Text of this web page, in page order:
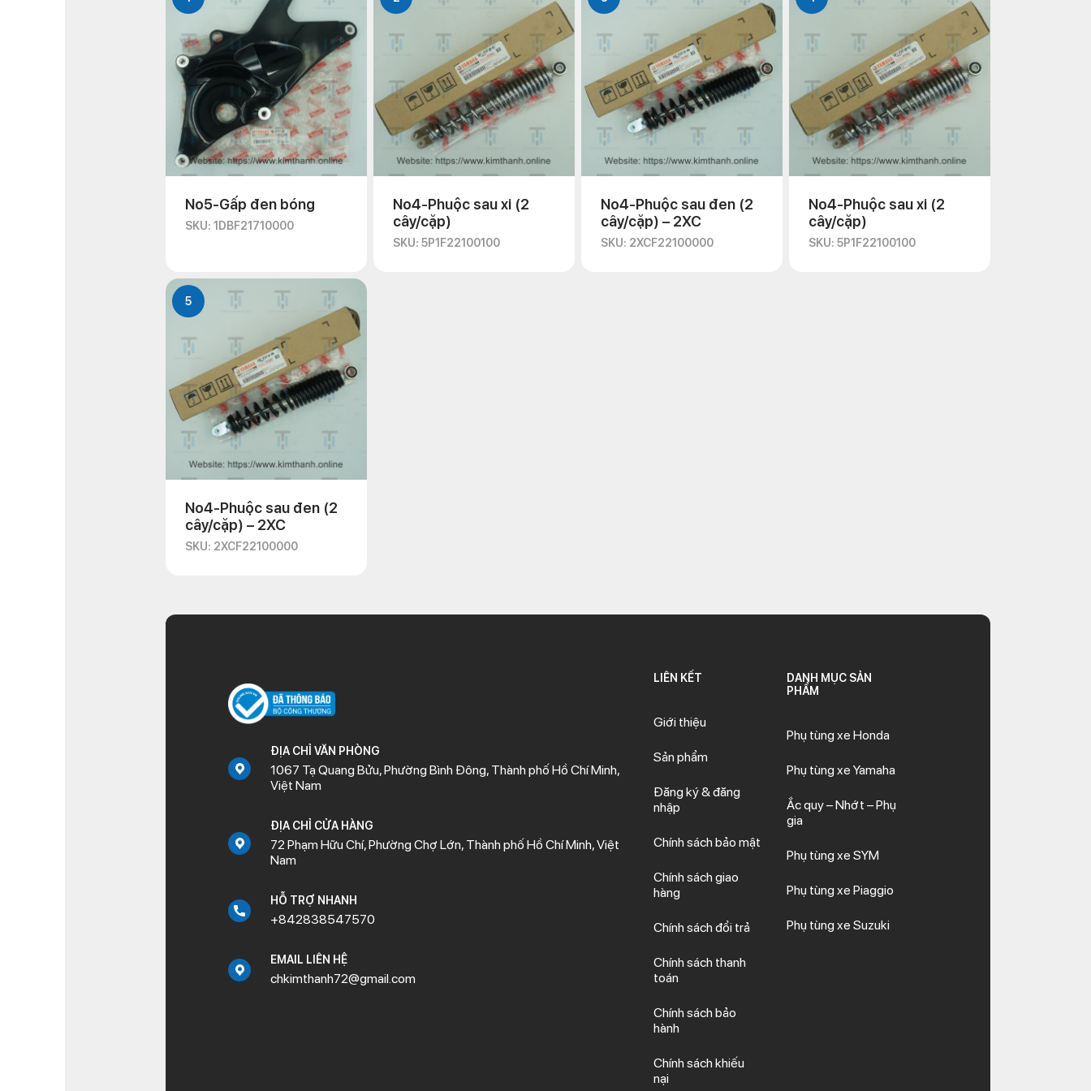
No5-Gấp đen bóng
SKU: 1DBF21710000
No4-Phuộc sau xi (2
cây/cặp)
SKU: 5P1F22100100
No4-Phuộc sau đen (2
cây/cặp) – 2XC
SKU: 2XCF22100000
No4-Phuộc sau xi (2
cây/cặp)
SKU: 5P1F22100100
5
No4-Phuộc sau đen (2
cây/cặp) – 2XC
SKU: 2XCF22100000
ĐỊA CHỈ VĂN PHÒNG
1067 Tạ Quang Bửu, Phường Bình Đông, Thành phố Hồ Chí Minh,
Việt Nam
ĐỊA CHỈ CỬA HÀNG
72 Phạm Hữu Chí, Phường Chợ Lớn, Thành phố Hồ Chí Minh, Việt
Nam
HỖ TRỢ NHANH
+842838547570
EMAIL LIÊN HỆ
chkimthanh72@gmail.com
LIÊN KẾT
Giới thiệu
Sản phẩm
Đăng ký & đăng
nhập
Chính sách bảo mật
Chính sách giao
hàng
Chính sách đổi trả
Chính sách thanh
toán
Chính sách bảo
hành
Chính sách khiếu
nại
DANH MỤC SẢN
PHẨM
Phụ tùng xe Honda
Phụ tùng xe Yamaha
Ắc quy – Nhớt – Phụ
gia
Phụ tùng xe SYM
Phụ tùng xe Piaggio
Phụ tùng xe Suzuki